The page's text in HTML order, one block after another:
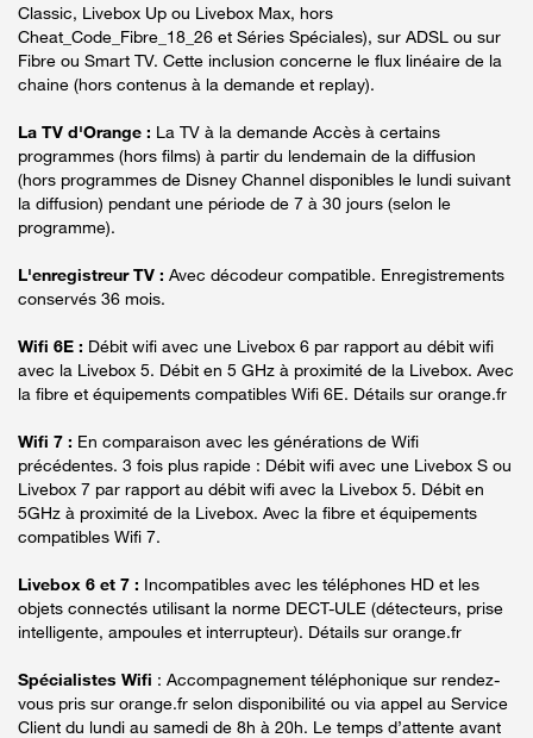
Classic, Livebox Up ou Livebox Max, hors
Cheat_Code_Fibre_18_26 et Séries Spéciales), sur ADSL ou sur
Fibre ou Smart TV. Cette inclusion concerne le flux linéaire de la
chaine (hors contenus à la demande et replay).
La TV d'Orange : La TV à la demande Accès à certains
programmes (hors films) à partir du lendemain de la diffusion
(hors programmes de Disney Channel disponibles le lundi suivant
la diffusion) pendant une période de 7 à 30 jours (selon le
programme).
L'enregistreur TV : Avec décodeur compatible. Enregistrements
conservés 36 mois.
Wifi 6E : Débit wifi avec une Livebox 6 par rapport au débit wifi
avec la Livebox 5. Débit en 5 GHz à proximité de la Livebox. Avec
la fibre et équipements compatibles Wifi 6E. Détails sur orange.fr
Wifi 7 : En comparaison avec les générations de Wifi
précédentes. 3 fois plus rapide : Débit wifi avec une Livebox S ou
Livebox 7 par rapport au débit wifi avec la Livebox 5. Débit en
5GHz à proximité de la Livebox. Avec la fibre et équipements
compatibles Wifi 7.
Livebox 6 et 7 : Incompatibles avec les téléphones HD et les
objets connectés utilisant la norme DECT-ULE (détecteurs, prise
intelligente, ampoules et interrupteur). Détails sur orange.fr
Spécialistes Wifi : Accompagnement téléphonique sur rendez-
vous pris sur orange.fr selon disponibilité ou via appel au Service
Client du lundi au samedi de 8h à 20h. Le temps d’attente avant